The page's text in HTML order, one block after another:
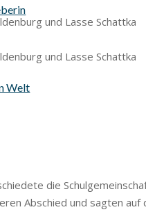
Welt
und Lasse Schattka
und Lasse Schattka
die
Abschied und sagten